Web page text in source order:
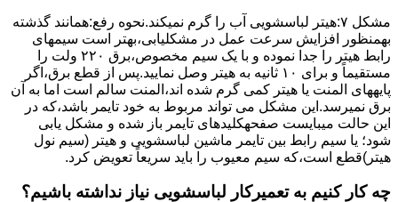
مشکل ۷:ﻫﯿﺘﺮ لباسشویی آب را ﮔﺮم نمیکند.نحوه رﻓﻊ:ﻫﻤﺎﻧﻨﺪ ﮔﺬﺷﺘﻪ
بهمنظور اﻓﺰاﯾﺶ ﺳﺮﻋﺖ ﻋﻤﻞ در مشکلیابی،بهتر است سیمهای
راﺑﻂ ﻫﯿﺘﺮ را ﺟﺪا ﻧﻤﻮده و ﺑﺎ ﯾﮏ ﺳﯿﻢ ﻣﺨﺼﻮص،برق ۲۲۰ ولت را
مستقیماً و برای ۱۰ ﺛﺎﻧﯿﻪ ﺑﻪ ﻫﯿﺘﺮ وصل نمایید.ﭘﺲ از ﻗﻄﻊ ﺑﺮق،اﮔﺮ
پایههای اﻟﻤﻨﺖ یا هیتر کمی ﮔﺮم ﺷﺪه اند،اﻟﻤﻨﺖ ﺳﺎﻟﻢ است اما ﺑﻪ آن
ﺑﺮق نمیرسد.اﯾﻦ ﻣﺸﮑﻞ می تواند مربوط به ﺧﻮد ﺗﺎﯾﻤﺮ باشد،ﮐﻪ در
این حالت میبایست صفحهکلیدهای ﺗﺎﯾﻤﺮ باز شده و مشکل یابی
شود؛ ﯾﺎ ﺳﯿﻢ راﺑﻂ ﺑﯿﻦ ﺗﺎﯾﻤﺮ ماشین لباسشویی و ﻫﯿﺘﺮ (سیم ﻧﻮل
ﻫﯿﺘﺮ)ﻗﻄﻊ اﺳﺖ،ﮐﻪ ﺳﯿﻢ ﻣﻌﯿﻮب را ﺑﺎﯾﺪ سریعاً ﺗﻌﻮﯾﺾ کرد.
چه کار کنیم به تعمیرکار لباسشویی نیاز نداشته باشیم؟